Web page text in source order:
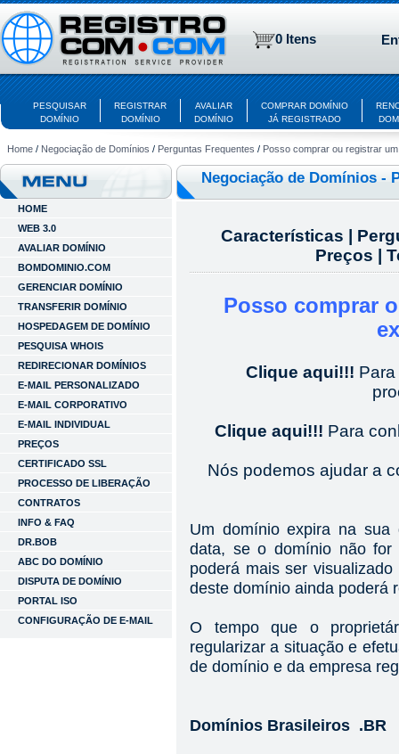
0 Itens
PESQUISAR
DOMÍNIO
REGISTRAR
DOMÍNIO
AVALIAR
DOMÍNIO
COMPRAR DOMÍNIO
JÁ REGISTRADO
Home / Negociação de Domínios / Perguntas Frequentes / Posso comprar ou registrar
HOME
WEB 3.0
AVALIAR DOMÍNIO
BOMDOMINIO.COM
GERENCIAR DOMÍNIO
TRANSFERIR DOMÍNIO
HOSPEDAGEM DE DOMÍNIO
PESQUISA WHOIS
REDIRECIONAR DOMÍNIOS
E-MAIL PERSONALIZADO
E-MAIL CORPORATIVO
E-MAIL INDIVIDUAL
PREÇOS
CERTIFICADO SSL
PROCESSO DE LIBERAÇÃO
CONTRATOS
INFO & FAQ
DR.BOB
ABC DO DOMÍNIO
DISPUTA DE DOMÍNIO
PORTAL ISO
CONFIGURAÇÃO DE E-MAIL
Negociação de Domínios -
Características
Preços
Posso comprar
Clique aqui!!!
Clique aqui!!! Para
Nós podemos ajudar a
Um domínio expira na
data, se o domínio não for
poderá mais ser
deste domínio ainda poderá
O tempo que o
regularizar a situação e
de domínio e da empresa
Domínios Brasileiros .BR